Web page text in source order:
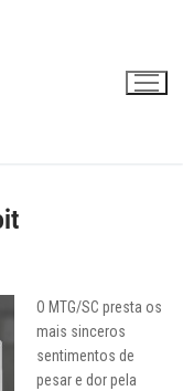
O MTG/SC presta os
mais sinceros
sentimentos de
pesar e dor pela